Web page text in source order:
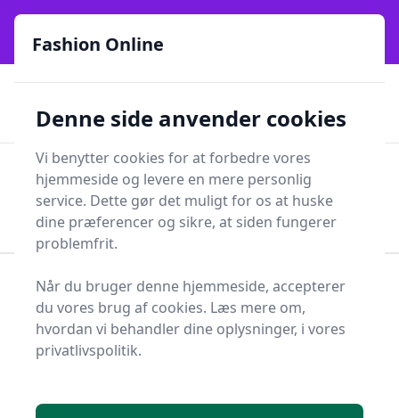
Fashion Online - Din genvej til stil, trends og smarte fund
online siden 2017
Lynhurtig levering ⭐⭐⭐⭐⭐✨981 forskellige produkttyper
Fashion Online
Søg
Forside Tøj og Accessories Tøj Baselayer
Baselayer - 76 på lager
Fashion Online
Denne side anvender cookies
Vi benytter cookies for at forbedre vores
hjemmeside og levere en mere personlig
service. Dette gør det muligt for os at huske
dine præferencer og sikre, at siden fungerer
problemfrit.
Når du bruger denne hjemmeside, accepterer
du vores brug af cookies. Læs mere om,
hvordan vi behandler dine oplysninger, i vores
privatlivspolitik.